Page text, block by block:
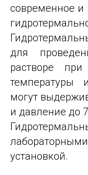
современное
для
растворе
температуры
могут
и давление до
установкой.